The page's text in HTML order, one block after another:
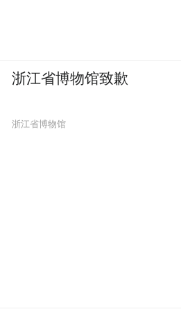
浙江省博物馆致歉
浙江省博物馆